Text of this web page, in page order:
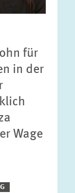
für
in der
Wage